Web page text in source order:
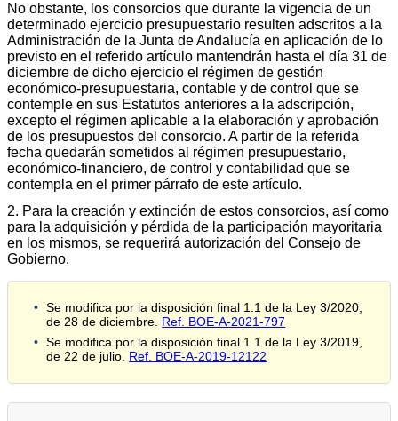
No obstante, los consorcios que durante la vigencia de un
determinado ejercicio presupuestario resulten adscritos a la
Administración de la Junta de Andalucía en aplicación de lo
previsto en el referido artículo mantendrán hasta el día 31 de
diciembre de dicho ejercicio el régimen de gestión
económico-presupuestaria, contable y de control que se
contemple en sus Estatutos anteriores a la adscripción,
excepto el régimen aplicable a la elaboración y aprobación
de los presupuestos del consorcio. A partir de la referida
fecha quedarán sometidos al régimen presupuestario,
económico-financiero, de control y contabilidad que se
contempla en el primer párrafo de este artículo.
2. Para la creación y extinción de estos consorcios, así como
para la adquisición y pérdida de la participación mayoritaria
en los mismos, se requerirá autorización del Consejo de
Gobierno.
Se modifica por la disposición final 1.1 de la Ley 3/2020,
de 28 de diciembre. Ref. BOE-A-2021-797
Se modifica por la disposición final 1.1 de la Ley 3/2019,
de 22 de julio. Ref. BOE-A-2019-12122